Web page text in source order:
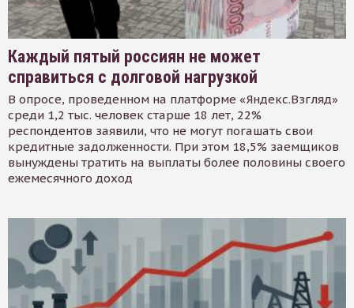
Каждый пятый россиян не может
справиться с долговой нагрузкой
В опросе, проведенном на платформе «Яндекс.Взгляд»
среди 1,2 тыс. человек старше 18 лет, 22%
респондентов заявили, что не могут погашать свои
кредитные задолженности. При этом 18,5% заемщиков
вынуждены тратить на выплаты более половины своего
ежемесячного доход